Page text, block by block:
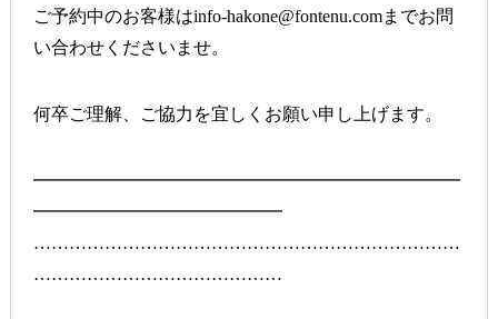
ご予約中のお客様はinfo‐hakone@fontenu.comまでお問
い合わせくださいませ。
何卒ご理解、ご協力を宜しくお願い申し上げます。
━━━━━━━━━━━━━━━━━━━━━━━━
━━━━━━━━━━━━━━
………………………………………………………………
……………………………………